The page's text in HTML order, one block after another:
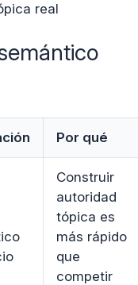
real
Por qué
Construir
autoridad
tópica es
más rápido
que
competir